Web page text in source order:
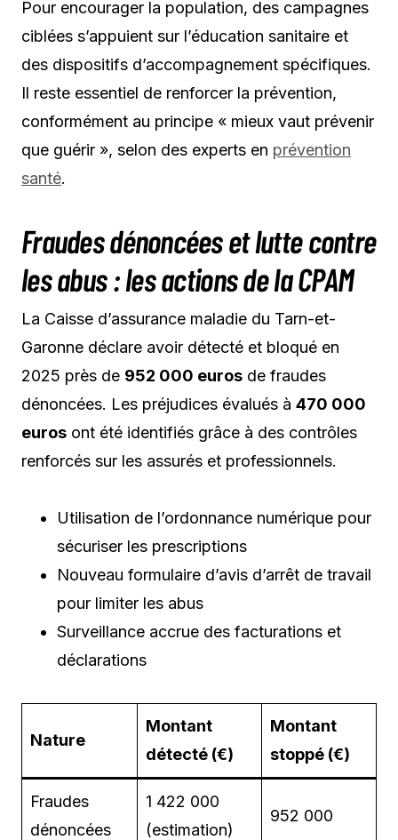
Pour encourager la population, des campagnes
ciblées s’appuient sur l’éducation sanitaire et
des dispositifs d’accompagnement spécifiques.
Il reste essentiel de renforcer la prévention,
conformément au principe « mieux vaut prévenir
que guérir », selon des experts en prévention
santé.
Fraudes dénoncées et lutte contre
les abus : les actions de la CPAM
La Caisse d’assurance maladie du Tarn-et-
Garonne déclare avoir détecté et bloqué en
2025 près de 952 000 euros de fraudes
dénoncées. Les préjudices évalués à 470 000
euros ont été identifiés grâce à des contrôles
renforcés sur les assurés et professionnels.
Utilisation de l’ordonnance numérique pour
sécuriser les prescriptions
Nouveau formulaire d’avis d’arrêt de travail
pour limiter les abus
Surveillance accrue des facturations et
déclarations
Nature
Montant
détecté (€)
Montant
stoppé (€)
Fraudes
dénoncées
1 422 000
(estimation)
952 000